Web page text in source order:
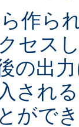
作ら
セス
の出
され
がで